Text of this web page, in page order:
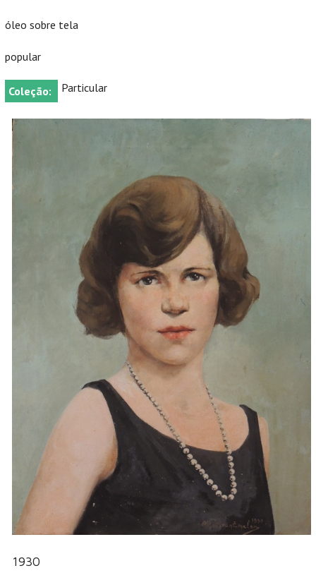
óleo sobre tela
popular
Coleção: Particular
1930